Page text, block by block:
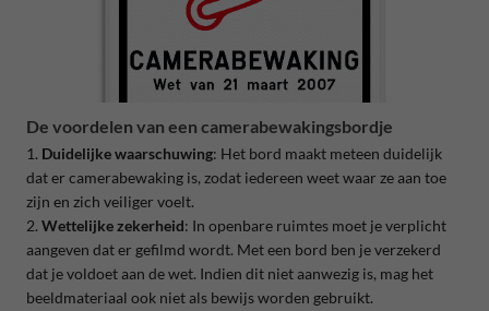
De voordelen van een camerabewakingsbordje
1. Duidelijke waarschuwing: Het bord maakt meteen duidelijk
dat er camerabewaking is, zodat iedereen weet waar ze aan toe
zijn en zich veiliger voelt.
2. Wettelijke zekerheid: In openbare ruimtes moet je verplicht
aangeven dat er gefilmd wordt. Met een bord ben je verzekerd
dat je voldoet aan de wet. Indien dit niet aanwezig is, mag het
beeldmateriaal ook niet als bewijs worden gebruikt.